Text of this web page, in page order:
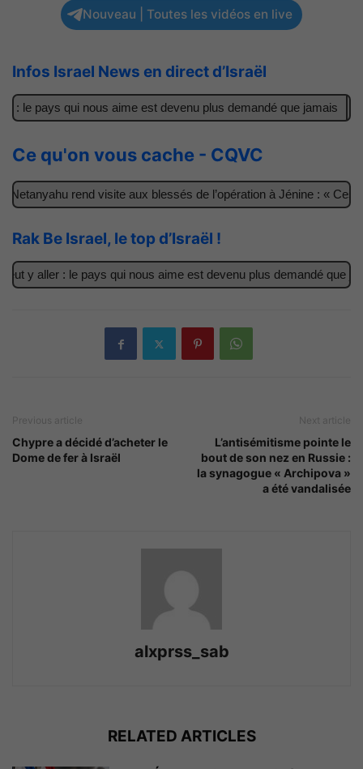
Nouveau | Toutes les vidéos en live
Infos Israel News en direct d’Israël
: le pays qui nous aime est devenu plus demandé que jamais
Ce qu'on vous cache - CQVC
rend visite aux blessés de l’opération à Jénine : « Ces
Rak Be Israel, le top d’Israël !
y aller : le pays qui nous aime est devenu plus demandé que
Previous article
Chypre a décidé d’acheter le
Dome de fer à Israël
Next article
L’antisémitisme pointe le
bout de son nez en Russie :
la synagogue « Archipova »
a été vandalisée
alxprss_sab
RELATED ARTICLES